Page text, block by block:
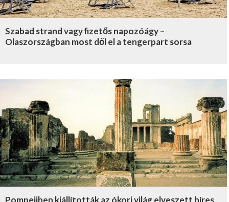
Szabad strand vagy fizetős napozóágy –
Olaszországban most dől el a tengerpart sorsa
Pompejiben kiállították az ókori világ elveszett híres